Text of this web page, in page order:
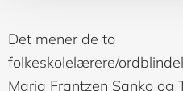
Det mener de to
folkeskolelærere/
Maria Frantzen Sanko og